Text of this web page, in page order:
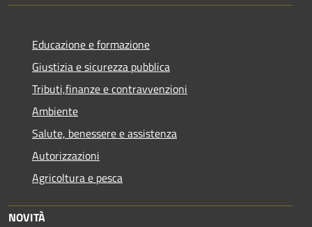
Educazione e formazione
Giustizia e sicurezza pubblica
Tributi,finanze e contravvenzioni
Ambiente
Salute, benessere e assistenza
Autorizzazioni
Agricoltura e pesca
NOVITÀ